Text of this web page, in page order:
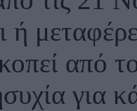
ή
από
για